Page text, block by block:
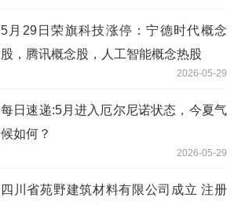
5月29日荣旗科技涨停：宁德时代概念
股，腾讯概念股，人工智能概念热股
2026-05-29
每日速递:5月进入厄尔尼诺状态，今夏气
候如何？
2026-05-29
四川省苑野建筑材料有限公司成立 注册